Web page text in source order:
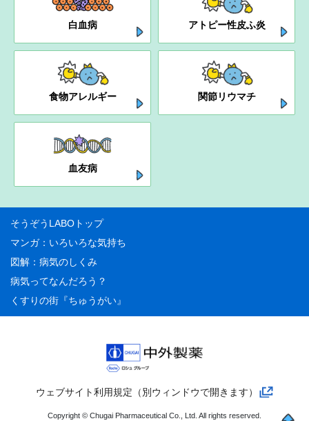
白血病 アトピー性皮ふ炎
食物アレルギー 関節リウマチ
血友病
そうぞうLABOトップ
マンガ：いろいろな気持ち
図解：病気のしくみ
病気ってなんだろう？
くすりの街『ちゅうがい』
ウェブサイト利用規定（別ウィンドウで開きます）
Copyright © Chugai Pharmaceutical Co., Ltd. All rights reserved. ペー